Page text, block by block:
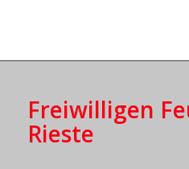
Freiwilligen
Rieste